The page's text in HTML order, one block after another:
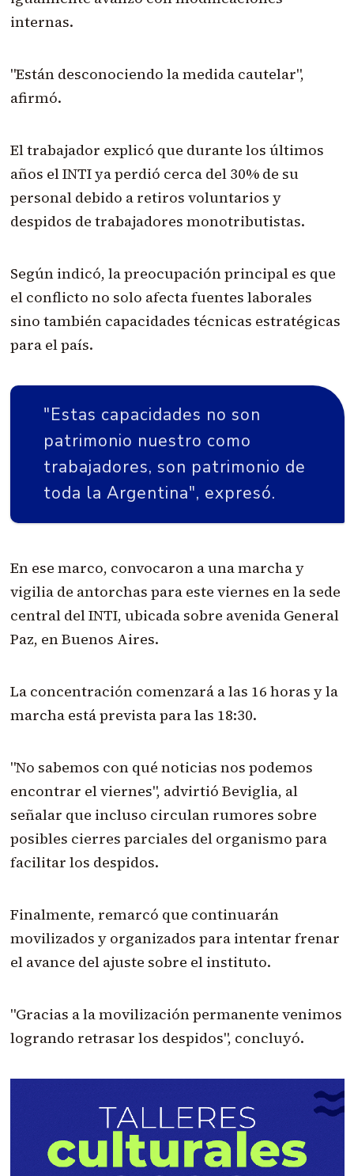
internas.
"Están desconociendo la medida cautelar",
afirmó.
El trabajador explicó que durante los últimos
años el INTI ya perdió cerca del 30% de su
personal debido a retiros voluntarios y
despidos de trabajadores monotributistas.
Según indicó, la preocupación principal es que
el conflicto no solo afecta fuentes laborales
sino también capacidades técnicas estratégicas
para el país.
"Estas capacidades no son
patrimonio nuestro como
trabajadores, son patrimonio de
toda la Argentina", expresó.
En ese marco, convocaron a una marcha y
vigilia de antorchas para este viernes en la sede
central del INTI, ubicada sobre avenida General
Paz, en Buenos Aires.
La concentración comenzará a las 16 horas y la
marcha está prevista para las 18:30.
"No sabemos con qué noticias nos podemos
encontrar el viernes", advirtió Beviglia, al
señalar que incluso circulan rumores sobre
posibles cierres parciales del organismo para
facilitar los despidos.
Finalmente, remarcó que continuarán
movilizados y organizados para intentar frenar
el avance del ajuste sobre el instituto.
"Gracias a la movilización permanente venimos
logrando retrasar los despidos", concluyó.